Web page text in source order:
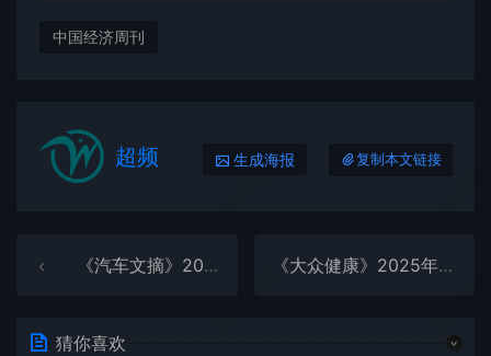
中国经济周刊
超频 生成海报 复制本文链接
《汽车文摘》2025年第11期全彩精校PDF杂志下载 《大众健康》2025年第11期全彩精校PDF杂志下载
猜你喜欢
微刊杂志社
微刊杂